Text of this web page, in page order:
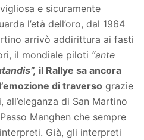
e sicuramente
l’età dell’oro, dal 1964
arrivò addirittura ai fasti
il mondiale piloti “ante
il Rallye sa ancora
di traverso grazie
di San Martino
Manghen che sempre
Già, gli interpreti